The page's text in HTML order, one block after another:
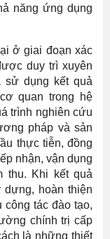
năng ứng dụng
ở giai đoạn xác
duy trì xuyên
sử dụng kết quả
quan trong hệ
trình nghiên cứu
pháp và sản
thực tiễn, đồng
nhận, vận dụng
thu. Khi kết quả
hoàn thiện
tác đào tạo,
chính trị cấp
là những thiết